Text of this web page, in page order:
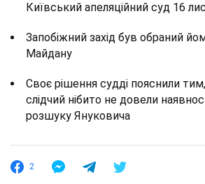
Київський апеляційний суд 16
Запобіжний захід був обраний
Майдану
Своє рішення судді пояснили
слідчий нібито не довели
розшуку Януковича
2